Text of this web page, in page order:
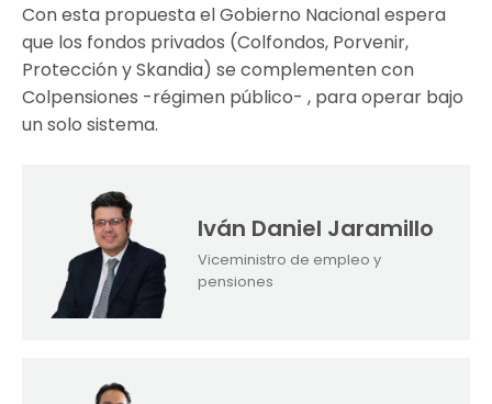
Con esta propuesta el Gobierno Nacional espera
que los fondos privados (Colfondos, Porvenir,
Protección y Skandia) se complementen con
Colpensiones -régimen público- , para operar bajo
un solo sistema.
Iván Daniel Jaramillo
Viceministro de empleo y
pensiones